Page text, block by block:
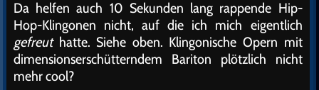
Da helfen auch 10 Sekunden lang rappende Hip-
Hop-Klingonen nicht, auf die ich mich eigentlich
gefreuthatte. Siehe oben. Klingonische Opern mit
dimensionserschütterndem Bariton plötzlich nicht
mehr cool?